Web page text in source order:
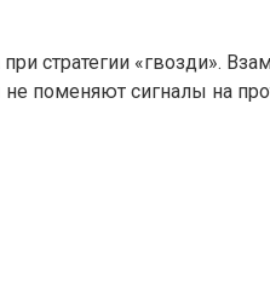
стратегии «гвозди».
поменяют сигналы на